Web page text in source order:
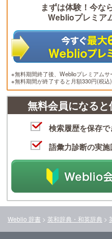
まずは体験！今な
Weblioプレミア
※無料期間終了後、Weblioプレミアムサ
※無料期間が終了すると月額330円(税込)
無料会員になると
検索履歴を保存で
語彙力診断の実施
Weblio 辞書 > 英和辞典・和英辞典 >